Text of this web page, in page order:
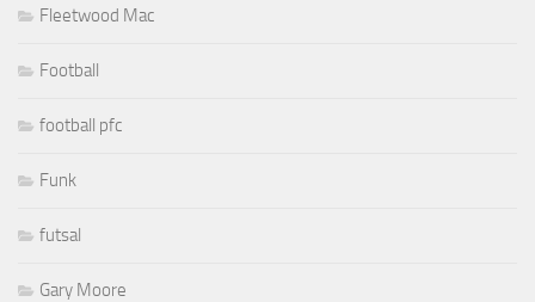
Fleetwood Mac
Football
football pfc
Funk
futsal
Gary Moore